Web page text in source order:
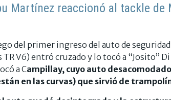
Martínez reaccionó al tackle de
del primer ingreso del auto de
V6) entró cruzado y lo tocó a “Josito”
a Campillay, cuyo auto
en las curvas) que sirvió de